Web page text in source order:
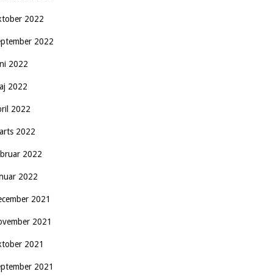
2022
2022
2022
2022
2022
2022
2022
2022
2021
2021
2021
2021